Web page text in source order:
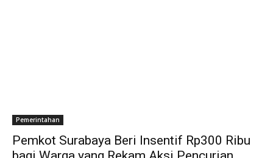
Pemerintahan
Pemkot Surabaya Beri Insentif Rp300 Ribu